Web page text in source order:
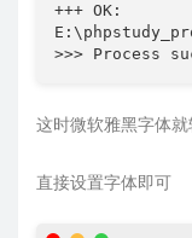
+++ OK:
>>> Process
这时微软雅黑字体
直接设置字体即可